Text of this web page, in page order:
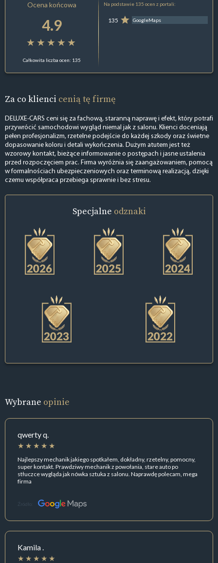
Ocena końcowa
4.9
Całkowita liczba ocen: 135
Na podstawie 135 ocen z portali:
135 GoogleMaps
Za co klienci cenią tę firmę
DELUXE-CARS ceni się za fachową, staranną naprawę i efekt, który potrafi
przywrócić samochodowi wygląd niemal jak z salonu. Klienci doceniają
pełen profesjonalizm, rzetelne podejście do każdej szkody oraz świetne
dopasowanie koloru i detali wykończenia. Dużym atutem jest też
wzorowy kontakt, bieżące informowanie o postępach i jasne ustalenia
przed rozpoczęciem prac. Firma wyróżnia się zaangażowaniem, pomocą
w formalnościach ubezpieczeniowych oraz terminową realizacją, dzięki
czemu współpraca przebiega sprawnie i bez stresu.
Specjalne odznaki
Wybrane opinie
qwerty q.
Najlepszy mechanik jakiego spotkałem, dokładny, rzetelny, pomocny,
super kontakt. Prawdziwy mechanik z powołania, stare auto po
stłuczce wygląda jak nówka sztuka z salonu. Naprawdę polecam, mega
firma
Źródło:
Kamila .